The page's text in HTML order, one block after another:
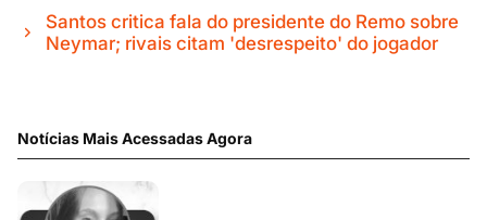
Santos critica fala do presidente do Remo sobre
Neymar; rivais citam 'desrespeito' do jogador
Notícias Mais Acessadas Agora